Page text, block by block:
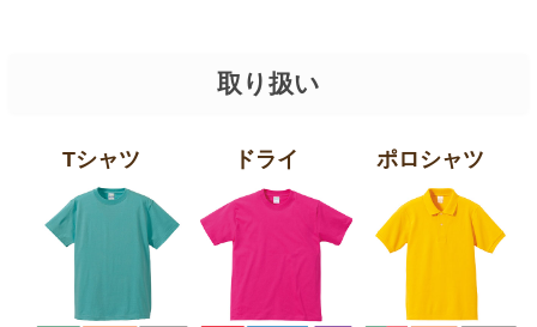
取り扱い
Tシャツ ドライ ポロシャツ